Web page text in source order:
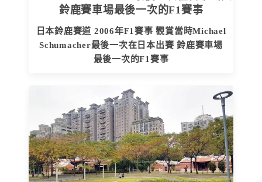
日本鈴鹿賽道 2006年F1賽事 觀賞當時Michael
Schumacher最後一次在日本出賽 鈴鹿賽車場
最後一次的F1賽事